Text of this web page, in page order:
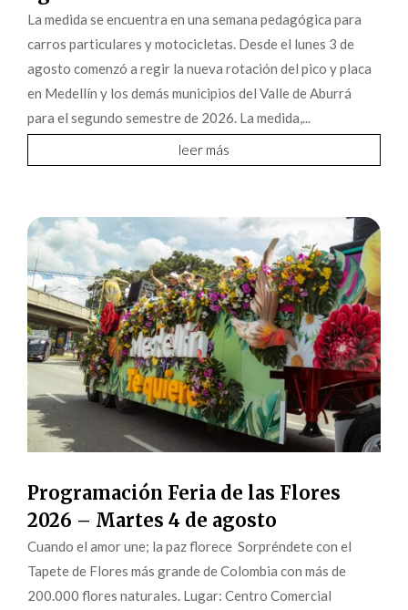
La medida se encuentra en una semana pedagógica para
carros particulares y motocicletas. Desde el lunes 3 de
agosto comenzó a regir la nueva rotación del pico y placa
en Medellín y los demás municipios del Valle de Aburrá
para el segundo semestre de 2026. La medida,...
leer más
Programación Feria de las Flores
2026 – Martes 4 de agosto
Cuando el amor une; la paz florece Sorpréndete con el
Tapete de Flores más grande de Colombia con más de
200.000 flores naturales. Lugar: Centro Comercial